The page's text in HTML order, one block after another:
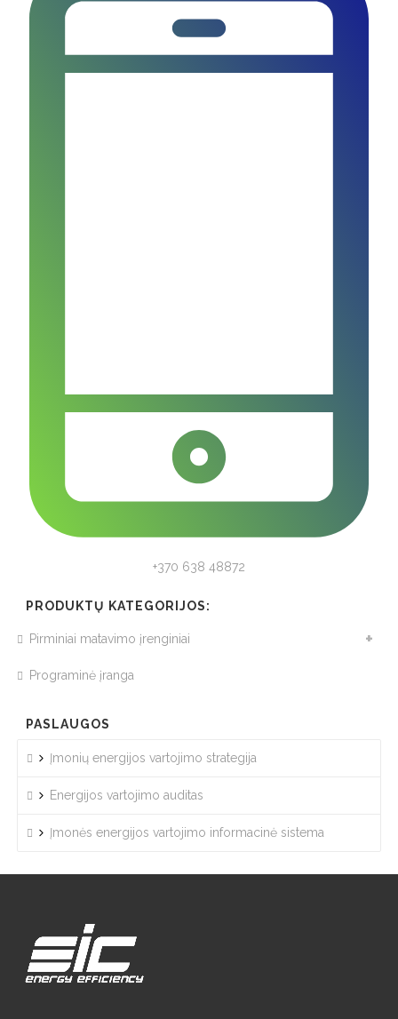
+370 638 48872
PRODUKTŲ KATEGORIJOS:
Pirminiai matavimo įrenginiai
Programinė įranga
PASLAUGOS
Įmonių energijos vartojimo strategija
Energijos vartojimo auditas
Įmonės energijos vartojimo informacinė sistema